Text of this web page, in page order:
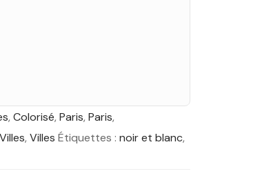
, Colorisé, Paris, Paris,
Villes, Villes Étiquettes : noir et blanc,